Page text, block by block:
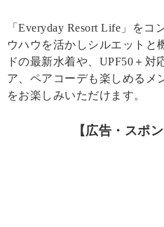
「Everyday Resort Life」を
ウハウを活かしシルエットと
ドの最新水着や、UPF50＋対
ア、ペアコーデも楽しめるメ
をお楽しみいただけます。
【広告・スポ